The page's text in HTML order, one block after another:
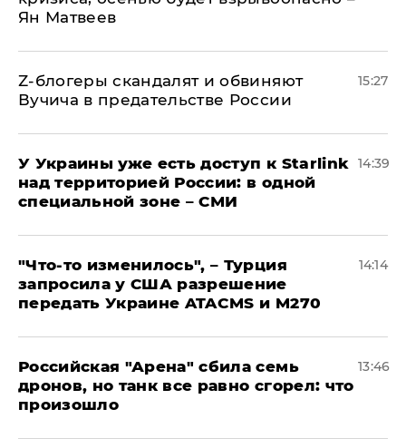
Ян Матвеев
Z-блогеры скандалят и обвиняют
Вучича в предательстве России
15:27
У Украины уже есть доступ к Starlink
над территорией России: в одной
специальной зоне – СМИ
14:39
​"Что-то изменилось", – Турция
запросила у США разрешение
передать Украине ATACMS и M270
14:14
​Российская "Арена" сбила семь
дронов, но танк все равно сгорел: что
произошло
13:46